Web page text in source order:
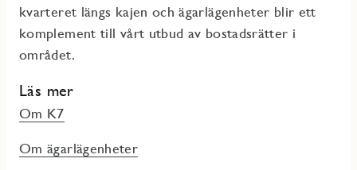
kvarteret längs kajen och ägarlägenheter blir ett
komplement till vårt utbud av bostadsrätter i
området.
Läs mer
Om K7
Om ägarlägenheter